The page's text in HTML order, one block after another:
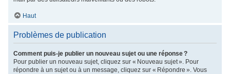
Haut
Problèmes de publication
Comment puis-je publier un nouveau sujet ou une réponse ?
Pour publier un nouveau sujet, cliquez sur « Nouveau sujet ». Pour
répondre à un sujet ou à un message, cliquez sur « Répondre ». Vous